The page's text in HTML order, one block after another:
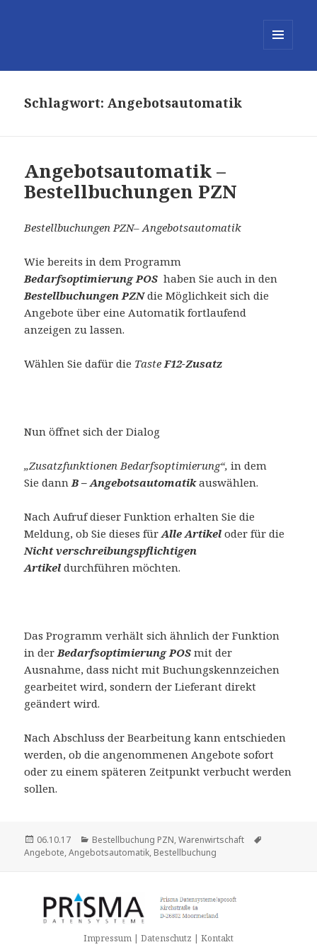
Schlagwort:Angebotsautomatik
Angebotsautomatik –
Bestellbuchungen PZN
Bestellbuchungen PZN– Angebotsautomatik
Wie bereits in dem Programm
Bedarfsoptimierung POS haben Sie auch in den
Bestellbuchungen PZNdie Möglichkeit sich die
Angebote über eine Automatik fortlaufend
anzeigen zu lassen.
Wählen Sie dafür die TasteF12-Zusatz
Nun öffnet sich der Dialog
„Zusatzfunktionen Bedarfsoptimierung“, in dem
Sie dannB – Angebotsautomatikauswählen.
Nach Aufruf dieser Funktion erhalten Sie die
Meldung, ob Sie dieses fürAlle Artikel oder für die
Nicht verschreibungspflichtigen
Artikel durchführen möchten.
Das Programm verhält sich ähnlich der Funktion
in derBedarfsoptimierung POS mit der
Ausnahme, dass nicht mit Buchungskennzeichen
gearbeitet wird, sondern der Lieferant direkt
geändert wird.
Nach Abschluss der Bearbeitung kann entschieden
werden, ob die angenommenen Angebote sofort
oder zu einem späteren Zeitpunkt verbucht werden
sollen.
Veröffentlicht
am
06.10.17 Kategorien
Bestellbuchung PZN,Warenwirtschaft
Angebote,Angebotsautomatik, Bestellbuchung
Impressum | Datenschutz | Kontakt